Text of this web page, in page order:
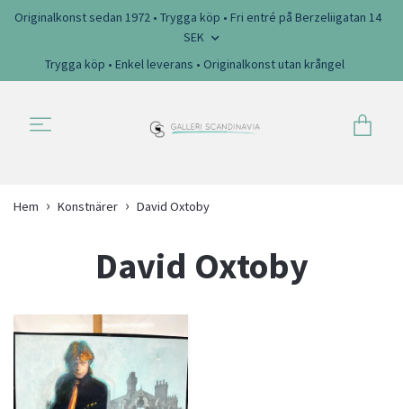
Originalkonst sedan 1972 • Trygga köp • Fri entré på Berzeliigatan 14
SEK
Trygga köp • Enkel leverans • Originalkonst utan krångel
Hem Konstnärer David Oxtoby
David Oxtoby